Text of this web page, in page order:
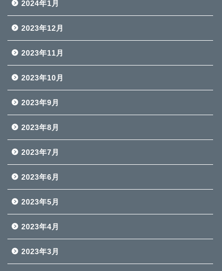
2024年1月
2023年12月
2023年11月
2023年10月
2023年9月
2023年8月
2023年7月
2023年6月
2023年5月
2023年4月
2023年3月